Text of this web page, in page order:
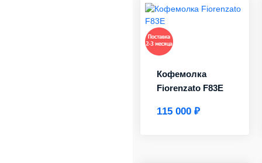
Кофемолка
Fiorenzato F83E
115 000 ₽